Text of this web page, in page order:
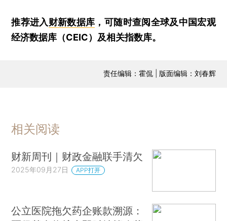
推荐进入财新数据库 ，可随时查阅全球及中国宏观
经济数据库（CEIC）及相关指数库。
责任编辑：霍侃 | 版面编辑：刘春辉
相关阅读
财新周刊｜财政金融联手清欠
2025年09月27日 APP打开
公立医院拖欠药企账款溯源：